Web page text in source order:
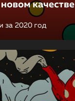
качестве
за 2020 год